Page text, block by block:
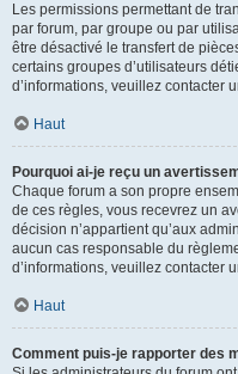
Les permissions permettant de
par forum, par groupe ou par
être désactivé le transfert de
certains groupes d’utilisateurs
d’informations, veuillez contacter
Haut
Pourquoi ai-je reçu un
Chaque forum a son propre
de ces règles, vous recevrez un
décision n’appartient qu’aux
aucun cas responsable du
d’informations, veuillez contacter
Haut
Comment puis-je rapporter des